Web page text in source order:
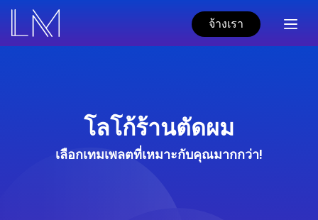
จ้างเรา
โลโก้ร้านตัดผม
เลือกเทมเพลตที่เหมาะกับคุณมากกว่า!